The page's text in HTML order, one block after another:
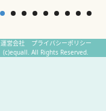
運営会社
プライバシーポリシー
(c)equall. All Rights Reserved.